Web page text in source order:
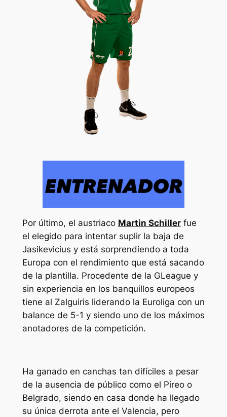
Por último, el austriaco Martin Schillerfue
el elegido para intentar suplir la baja de
Jasikevicius y está sorprendiendo a toda
Europa con el rendimiento que está sacando
de la plantilla. Procedente de la GLeague y
sin experiencia en los banquillos europeos
tiene al Zalguiris liderando la Euroliga con un
balance de 5-1 y siendo uno de los máximos
anotadores de la competición.
Ha ganado en canchas tan difíciles a pesar
de la ausencia de público como el Pireo o
Belgrado, siendo en casa donde ha llegado
su única derrota ante el Valencia, pero